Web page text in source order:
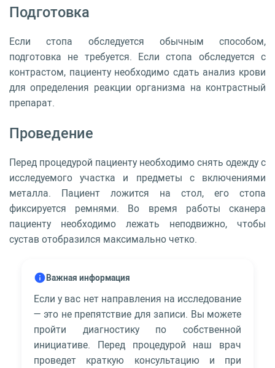
Подготовка
Если стопа обследуется обычным способом,
подготовка не требуется. Если стопа обследуется с
контрастом, пациенту необходимо сдать анализ крови
для определения реакции организма на контрастный
препарат.
Проведение
Перед процедурой пациенту необходимо снять одежду с
исследуемого участка и предметы с включениями
металла. Пациент ложится на стол, его стопа
фиксируется ремнями. Во время работы сканера
пациенту необходимо лежать неподвижно, чтобы
сустав отобразился максимально четко.
Важная информация
Если у вас нет направления на исследование
— это не препятствие для записи. Вы можете
пройти диагностику по собственной
инициативе. Перед процедурой наш врач
проведет краткую консультацию и при